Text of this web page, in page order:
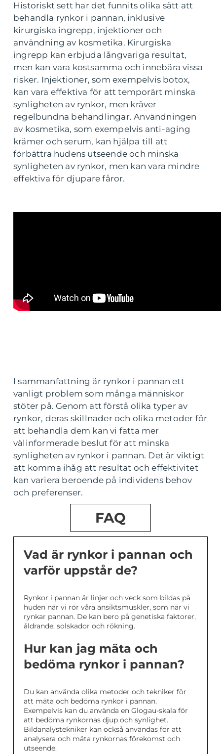
Historiskt sett har det funnits olika sätt att
behandla rynkor i pannan, inklusive
kirurgiska ingrepp, injektioner och
användning av kosmetika. Kirurgiska
ingrepp kan erbjuda långvariga resultat,
men kan vara kostsamma och innebära vissa
risker. Injektioner, som exempelvis botox,
kan vara effektiva för att temporärt minska
synligheten av rynkor, men kräver
regelbundna behandlingar. Användningen
av kosmetika, som exempelvis anti-aging
krämer och serum, kan hjälpa till att
förbättra hudens utseende och minska
synligheten av rynkor, men kan vara mindre
effektiva för djupare fåror.
I sammanfattning är rynkor i pannan ett
vanligt problem som många människor
stöter på. Genom att förstå olika typer av
rynkor, deras skillnader och olika metoder för
att behandla dem kan vi fatta mer
välinformerade beslut för att minska
synligheten av rynkor i pannan. Det är viktigt
att komma ihåg att resultat och effektivitet
kan variera beroende på individens behov
och preferenser.
FAQ
Vad är rynkor i pannan och
varför uppstår de?
Rynkor i pannan är linjer och veck som bildas på
huden när vi rör våra ansiktsmuskler, som när vi
rynkar pannan. De kan bero på genetiska faktorer,
åldrande, solskador och rökning.
Hur kan jag mäta och
bedöma rynkor i pannan?
Du kan använda olika metoder och tekniker för
att mäta och bedöma rynkor i pannan.
Exempelvis kan du använda en Glogau-skala för
att bedöma rynkornas djup och synlighet.
Bildanalystekniker kan också användas för att
analysera och mäta rynkornas förekomst och
utseende.